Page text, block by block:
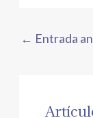
← Entrada